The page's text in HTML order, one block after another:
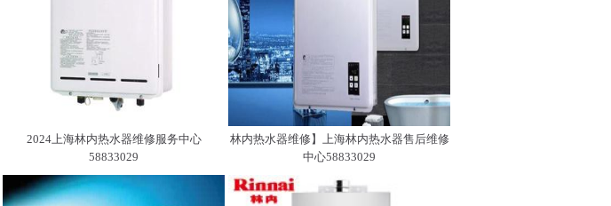
2024上海林内热水器维修服务中心
58833029
林内热水器维修】上海林内热水器售后维修
中心58833029